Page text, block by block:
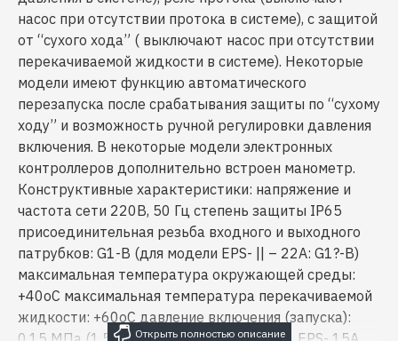
насос при отсутствии протока в системе), с защитой
от “сухого хода” ( выключают насос при отсутствии
перекачиваемой жидкости в системе). Некоторые
модели имеют функцию автоматического
перезапуска после срабатывания защиты по “сухому
ходу” и возможность ручной регулировки давления
включения. В некоторые модели электронных
контроллеров дополнительно встроен манометр.
Конструктивные характеристики: напряжение и
частота сети 220В, 50 Гц степень защиты IP65
присоединительная резьба входного и выходного
патрубков: G1-B (для модели EPS- || – 22A: G1?-B)
максимальная температура окружающей среды:
+40оС максимальная температура перекачиваемой
жидкости: +60оС давление включения (запуска):